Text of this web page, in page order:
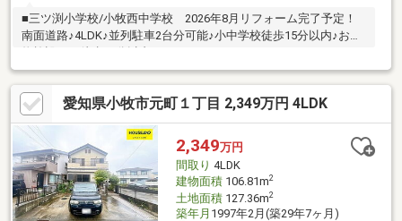
■三ツ渕小学校/小牧西中学校 2026年8月リフォーム完了予定！
南面道路♪4LDK♪並列駐車2台分可能♪小中学校徒歩15分以内♪お買
愛知県小牧市元町１丁目 2,349万円 4LDK
2,349万円
間取り 4LDK
建物面積106.81m2
土地面積127.36m2
築年月 1997年2月(築29年7ヶ月)